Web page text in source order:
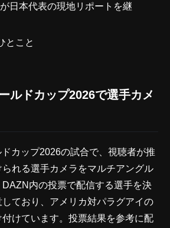
日本代表の現地リポートを継
とこと
ルドカップ2026で選手カメ
カップ2026の試合で、視聴者が推
れる選手カメラをマルチアングル
内の投票で配信する選手を決
ており、アメリカ対パラグアイの
けています。投票結果を参考に配